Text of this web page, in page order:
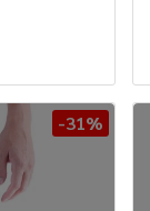
-31%